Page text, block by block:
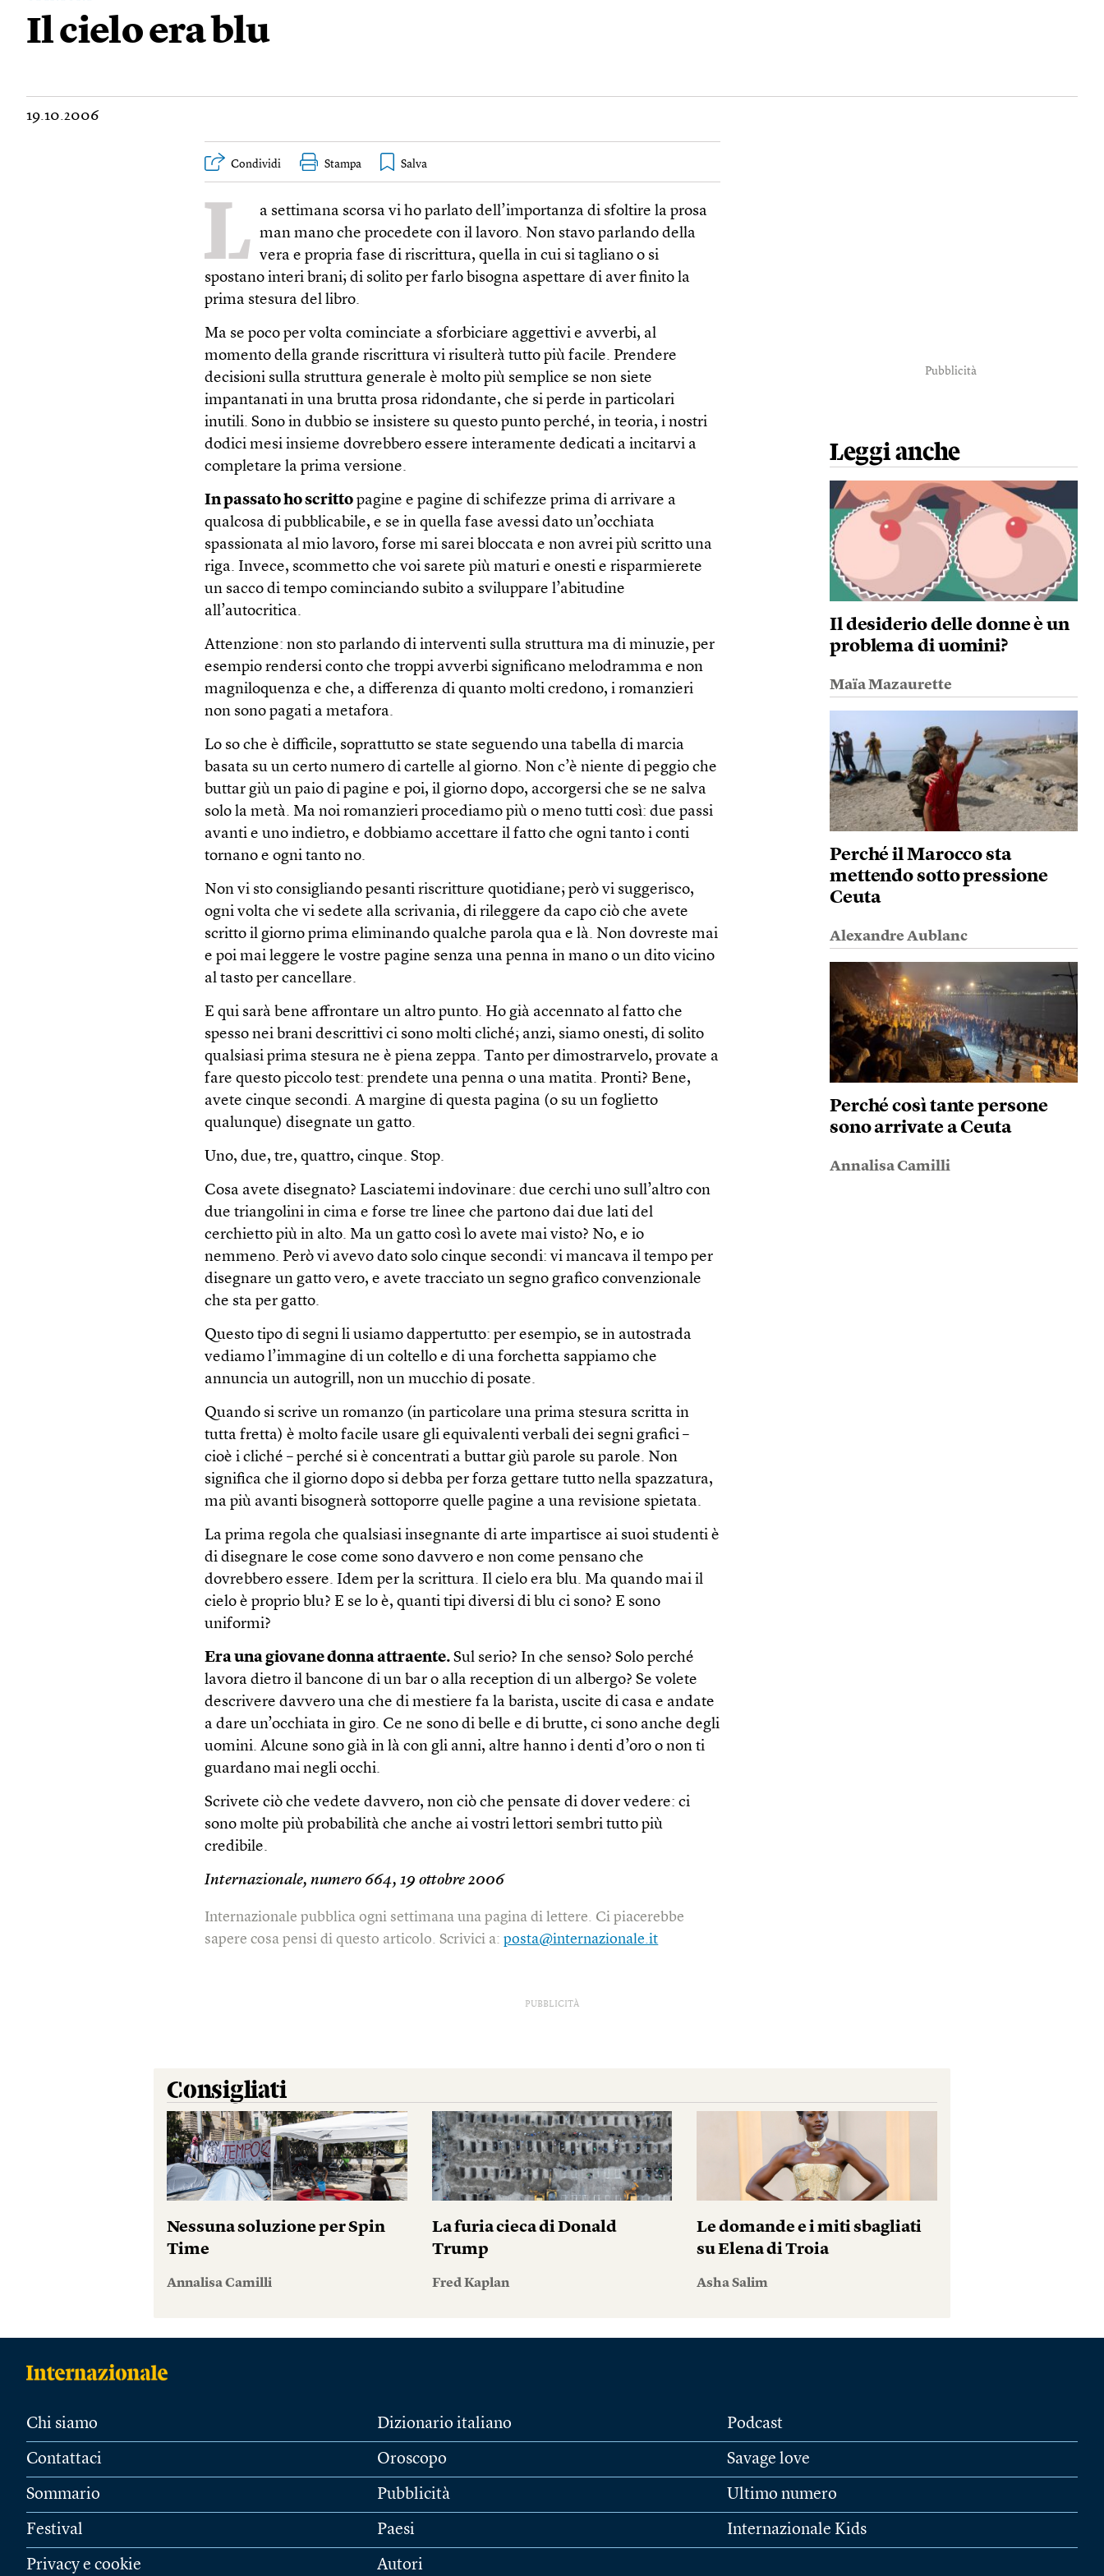
Il cielo era blu
19.10.2006
Condividi Stampa
L
a settimana scorsa vi ho parlato dell’importanza di sfoltire la prosa
man mano che procedete con il lavoro. Non stavo parlando della
vera e propria fase di riscrittura, quella in cui si tagliano o si
spostano interi brani; di solito per farlo bisogna aspettare di aver finito la
prima stesura del libro.
Ma se poco per volta cominciate a sforbiciare aggettivi e avverbi, al
momento della grande riscrittura vi risulterà tutto più facile. Prendere
decisioni sulla struttura generale è molto più semplice se non siete
impantanati in una brutta prosa ridondante, che si perde in particolari
inutili. Sono in dubbio se insistere su questo punto perché, in teoria, i nostri
dodici mesi insieme dovrebbero essere interamente dedicati a incitarvi a
completare la prima versione.
In passato ho scritto pagine e pagine di schifezze prima di arrivare a
qualcosa di pubblicabile, e se in quella fase avessi dato un’occhiata
spassionata al mio lavoro, forse mi sarei bloccata e non avrei più scritto una
riga. Invece, scommetto che voi sarete più maturi e onesti e risparmierete
un sacco di tempo cominciando subito a sviluppare l’abitudine
all’autocritica.
Attenzione: non sto parlando di interventi sulla struttura ma di minuzie, per
esempio rendersi conto che troppi avverbi significano melodramma e non
magniloquenza e che, a differenza di quanto molti credono, i romanzieri
non sono pagati a metafora.
Lo so che è difficile, soprattutto se state seguendo una tabella di marcia
basata su un certo numero di cartelle al giorno. Non c’è niente di peggio che
buttar giù un paio di pagine e poi, il giorno dopo, accorgersi che se ne salva
solo la metà. Ma noi romanzieri procediamo più o meno tutti così: due passi
avanti e uno indietro, e dobbiamo accettare il fatto che ogni tanto i conti
tornano e ogni tanto no.
Non vi sto consigliando pesanti riscritture quotidiane; però vi suggerisco,
ogni volta che vi sedete alla scrivania, di rileggere da capo ciò che avete
scritto il giorno prima eliminando qualche parola qua e là. Non dovreste mai
e poi mai leggere le vostre pagine senza una penna in mano o un dito vicino
al tasto per cancellare.
E qui sarà bene affrontare un altro punto. Ho già accennato al fatto che
spesso nei brani descrittivi ci sono molti cliché; anzi, siamo onesti, di solito
qualsiasi prima stesura ne è piena zeppa. Tanto per dimostrarvelo, provate a
fare questo piccolo test: prendete una penna o una matita. Pronti? Bene,
avete cinque secondi. A margine di questa pagina (o su un foglietto
qualunque) disegnate un gatto.
Uno, due, tre, quattro, cinque. Stop.
Cosa avete disegnato? Lasciatemi indovinare: due cerchi uno sull’altro con
due triangolini in cima e forse tre linee che partono dai due lati del
cerchietto più in alto. Ma un gatto così lo avete mai visto? No, e io
nemmeno. Però vi avevo dato solo cinque secondi: vi mancava il tempo per
disegnare un gatto vero, e avete tracciato un segno grafico convenzionale
che sta per gatto.
Questo tipo di segni li usiamo dappertutto: per esempio, se in autostrada
vediamo l’immagine di un coltello e di una forchetta sappiamo che
annuncia un autogrill, non un mucchio di posate.
Quando si scrive un romanzo (in particolare una prima stesura scritta in
tutta fretta) è molto facile usare gli equivalenti verbali dei segni grafici –
cioè i cliché – perché si è concentrati a buttar giù parole su parole. Non
significa che il giorno dopo si debba per forza gettare tutto nella spazzatura,
ma più avanti bisognerà sottoporre quelle pagine a una revisione spietata.
La prima regola che qualsiasi insegnante di arte impartisce ai suoi studenti è
di disegnare le cose come sono davvero e non come pensano che
dovrebbero essere. Idem per la scrittura. Il cielo era blu. Ma quando mai il
cielo è proprio blu? E se lo è, quanti tipi diversi di blu ci sono? E sono
uniformi?
Era una giovane donna attraente. Sul serio? In che senso? Solo perché
lavora dietro il bancone di un bar o alla reception di un albergo? Se volete
descrivere davvero una che di mestiere fa la barista, uscite di casa e andate
a dare un’occhiata in giro. Ce ne sono di belle e di brutte, ci sono anche degli
uomini. Alcune sono già in là con gli anni, altre hanno i denti d’oro o non ti
guardano mai negli occhi.
Scrivete ciò che vedete davvero, non ciò che pensate di dover vedere: ci
sono molte più probabilità che anche ai vostri lettori sembri tutto più
credibile.
Internazionale, numero 664, 19 ottobre 2006
Internazionale pubblica ogni settimana una pagina di lettere. Ci piacerebbe
sapere cosa pensi di questo articolo. Scrivici a:posta@internazionale.it
Pubblicità
Leggi anche
Il desiderio delle donne è un
problema di uomini?
Maïa Mazaurette
Perché il Marocco sta
mettendo sotto pressione
Ceuta
Alexandre Aublanc
Perché così tante persone
sono arrivate a Ceuta
Annalisa Camilli
PUBBLICITÀ
Consigliati
Nessuna soluzione per Spin
Time
Annalisa Camilli
La furia cieca di Donald
Trump
Fred Kaplan
Le domande e i miti sbagliati
su Elena di Troia
Asha Salim
Chi siamo
Contattaci
Sommario
Festival
Privacy e cookie
Dizionario italiano
Oroscopo
Pubblicità
Paesi
Autori
Podcast
Savage love
Ultimo numero
Internazionale Kids